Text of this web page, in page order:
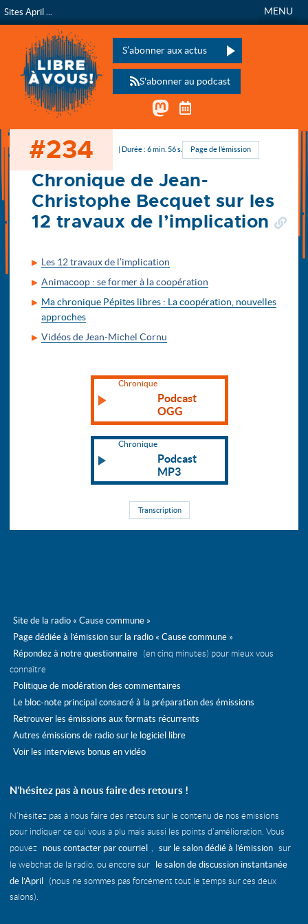
Libre à vous !
L’émission de radio
MENU
S’abonner aux actus
Veuillez laisser ce champ vide :
Mastodon
S'abonner au podcast
Accueil
#234 | Durée : 6 min. 56 s. Page de l’émission
Chronique de Jean-
Christophe Becquet sur les
12 travaux de l’implication
Les 12 travaux de l’implication
Animacoop : se former à la coopération
Ma chronique Pépites libres : La coopération, nouvelles
approches
Vidéos de Jean-Michel Cornu
Chronique
Podcast
OGG
Chronique
Podcast
MP3
Transcription
Site de la radio « Cause commune »
Page dédiée à l’émission sur la radio « Cause commune »
Répondez à notre questionnaire
(en cinq minutes) pour mieux vous
connaître
Politique de modération des commentaires
Le bloc-note principal consacré à la préparation des émissions
Retrouver les émissions aux formats récurrents
Autres émissions de radio sur le logiciel libre
Voir les interviews bonus en vidéo
N’hésitez pas à nous faire des retours !
N’hésitez pas à nous faire des retours sur le contenu de nos émissions
pour indiquer ce qui vous a plu mais aussi les points d’amélioration. Vous
pouvez
nous contacter par courriel , sur le salon dédié à l’émission sur
le webchat de la radio, ou encore sur
le salon de discussion instantanée
de l’April
(nous ne sommes pas forcément tout le temps sur ces deux
salons).
Sites April ...